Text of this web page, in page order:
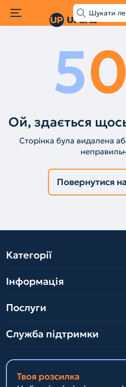
50
Ой, здається
Сторінка була видалена
Повернутися
Категорії
Інформація
Послуги
Служба підтримки
Твоя розсилка